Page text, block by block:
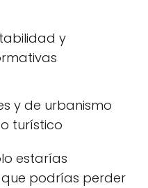
y
y de urbanismo
turístico
estarías
que podrías perder